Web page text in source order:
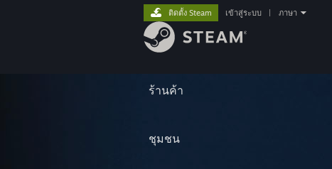
ร้านค้า
ชุมชน
ติดตั้ง Steam เข้าสู่ระบบ ภาษา